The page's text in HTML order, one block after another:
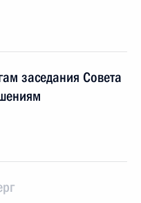
заседания Совета